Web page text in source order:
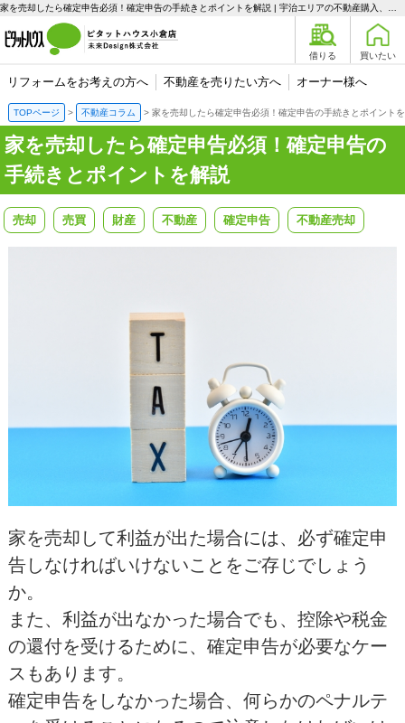
借りる 買いたい
リフォームをお考えの方へ 不動産を売りたい方へ オーナー様へ
TOPページ 不動産コラム 家を売却したら確定申告必須！確定申告の手続きとポイント
家を売却したら確定申告必須！確定申告の
手続きとポイントを解説
売却 売買 財産 不動産 確定申告 不動産売却
家を売却して利益が出た場合には、必ず確定申
告しなければいけないことをご存じでしょう
か。
また、利益が出なかった場合でも、控除や税金
の還付を受けるために、確定申告が必要なケー
スもあります。
確定申告をしなかった場合、何らかのペナルテ